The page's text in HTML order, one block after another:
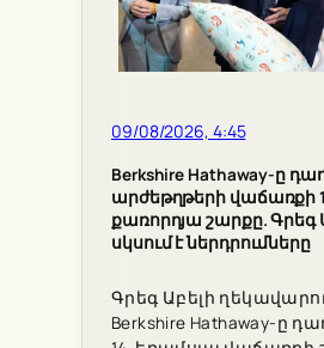
09/08/2026, 4:45
Berkshire Hathaway-ը
արժեթղթերի վաճառքի
քառորդյա շարքը. Գրեգ
սկսում է ներդրումները
Գրեգ Աբելի
Berkshire Hathaway-ը